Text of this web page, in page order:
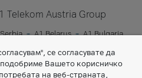
Telekom Austria Group
A1 Belarus
A1 Bulgaria
се согласувате да
Вашето корисничко
на веб-страната,